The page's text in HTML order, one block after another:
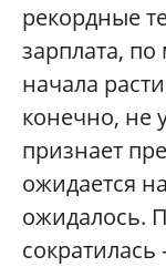
рекордные
зарплата,
начала
конечно, не
признает
ожидается
ожидалось.